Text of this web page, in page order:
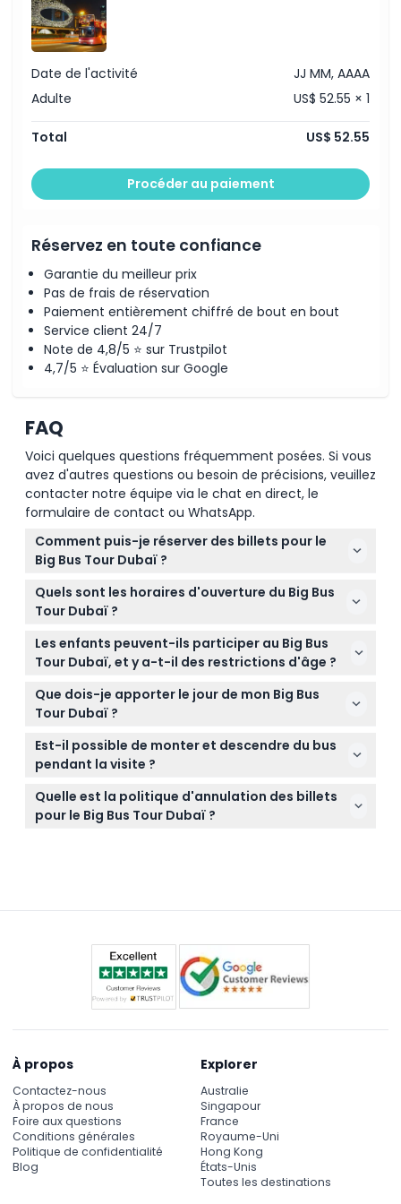
Date de l'activité
JJ MM, AAAA
Adulte
US$ 52.55 × 1
Total US$ 52.55
Procéder au paiement
Réservez en toute confiance
Garantie du meilleur prix
Pas de frais de réservation
Paiement entièrement chiffré de bout en bout
Service client 24/7
Note de 4,8/5 ⭐ sur Trustpilot
4,7/5 ⭐ Évaluation sur Google
FAQ
Voici quelques questions fréquemment posées. Si vous
avez d'autres questions ou besoin de précisions, veuillez
contacter notre équipe via le chat en direct, le
formulaire de contact ou WhatsApp.
Comment puis-je réserver des billets pour le
Big Bus Tour Dubaï ?
Vous pouvez facilement réserver vos billets en ligne
ici même sur ce site. Choisissez simplement la
supplémentaires, puis suivez les étapes de
paiement pour garantir votre place.
Quels sont les horaires d'ouverture du Big Bus
Tour Dubaï ?
Le City Tour (itinéraire Rouge) et le Beach Tour
(itinéraire Bleu) ont lieu tous les jours de 9h00 à
17h00 avec des bus toutes les 30 à 40 minutes,
tandis que le Night Tour part à 18h30 et dure
environ 1 heure et 45 minutes (sous réserve de
réservation).
Les enfants peuvent-ils participer au Big Bus
Tour Dubaï, et y a-t-il des restrictions d'âge ?
Oui, les enfants âgés de 5 à 15 ans doivent avoir un
billet enfant et doivent être accompagnés d'un
voyagent gratuitement. Notez que les poussettes
doivent être pliées et rangées sur le pont inférieur.
Que dois-je apporter le jour de mon Big Bus
Tour Dubaï ?
Apportez des chaussures de marche confortables,
de la crème solaire, un chapeau et une bouteille
de votre billet sur votre téléphone accélérera
l'embarquement.
Est-il possible de monter et descendre du bus
pendant la visite ?
Absolument ! Le Big Bus Tour Dubaï est conçu
comme une expérience hop-on hop-off, vous
donnant la liberté d'explorer des arrêts comme la
Quelle est la politique d'annulation des billets
pour le Big Bus Tour Dubaï ?
À propos
Contactez-nous
À propos de nous
Foire aux questions
Conditions générales
Politique de confidentialité
Blog
Explorer
Australie
Singapour
France
Royaume-Uni
Hong Kong
États-Unis
Toutes les destinations